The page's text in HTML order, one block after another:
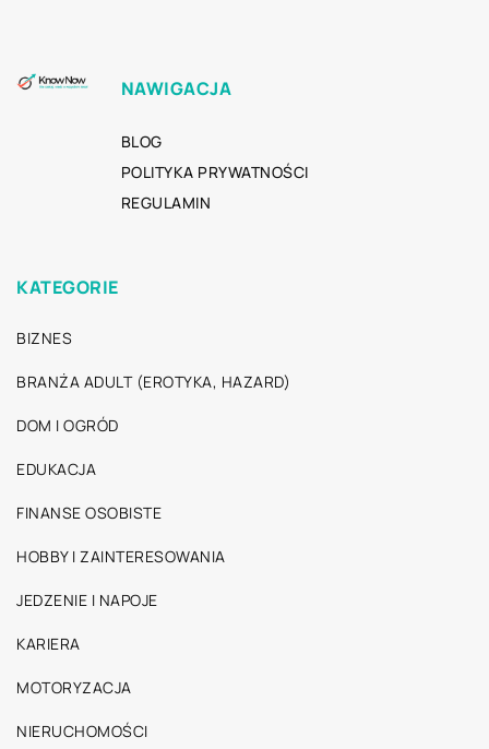
NAWIGACJA
BLOG
POLITYKA PRYWATNOŚCI
REGULAMIN
KATEGORIE
BIZNES
BRANŻA ADULT (EROTYKA, HAZARD)
DOM I OGRÓD
EDUKACJA
FINANSE OSOBISTE
HOBBY I ZAINTERESOWANIA
JEDZENIE I NAPOJE
KARIERA
MOTORYZACJA
NIERUCHOMOŚCI